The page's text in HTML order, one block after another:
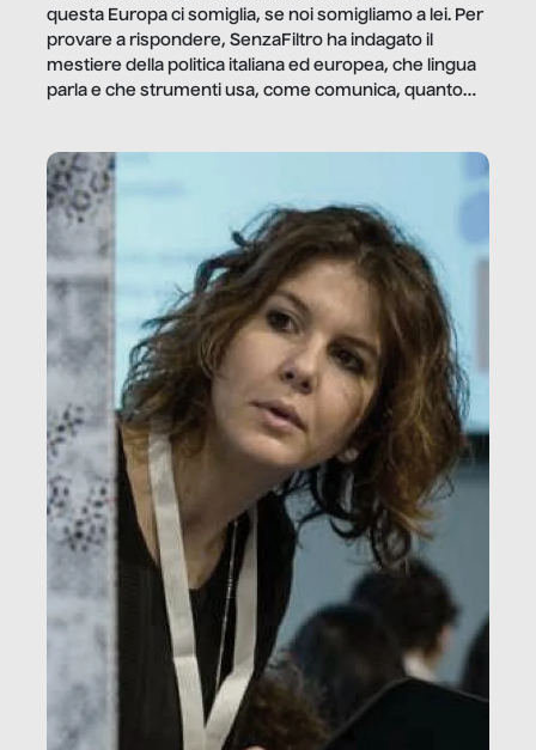
questa Europa ci somiglia, se noi somigliamo a lei. Per
provare a rispondere, SenzaFiltro ha indagato il
mestiere della politica italiana ed europea, che lingua
parla e che strumenti usa, come comunica, quanto